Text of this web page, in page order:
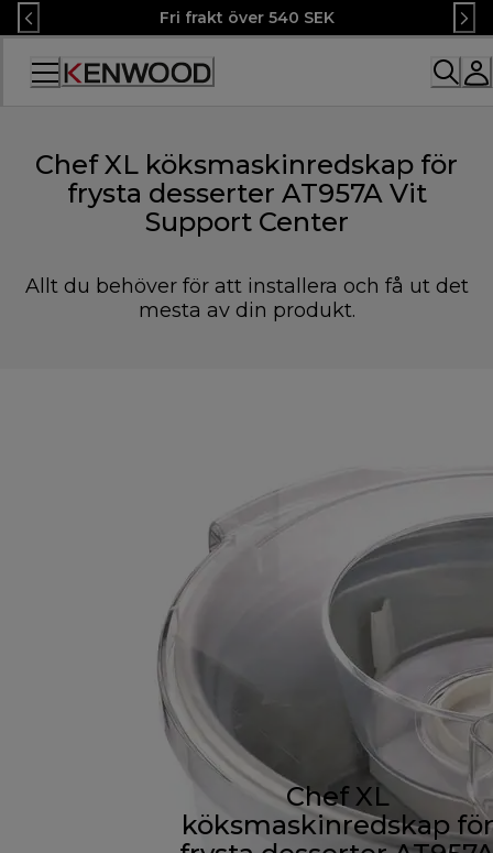
Skip
to
Content
Fri frakt över 540 SEK
Accessibility
Chef XL köksmaskinredskap för
frysta desserter AT957A Vit
Support Center
Allt du behöver för att installera och få ut det
mesta av din produkt.
Chef XL
köksmaskinredskap för